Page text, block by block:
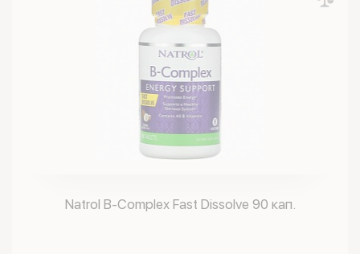
Natrol B-Complex Fast Dissolve 90 кап.